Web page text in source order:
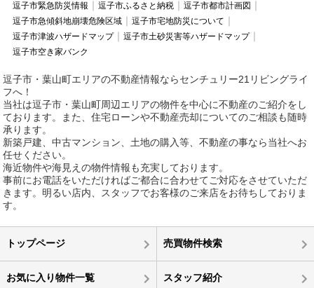
逗子市緊急防災情報
逗子市ふるさと納税
逗子市都市計画図
逗子市急傾斜地崩壊危険区域
逗子市宅地防災について
逗子市津波ハザードマップ
逗子市土砂災害等ハザードマップ
逗子市空き家バンク
逗子市・葉山町エリアの不動産情報ならセンチュリー21リビングライ
フへ！
当社は逗子市・葉山町周辺エリアの物件を中心に不動産のご紹介をし
ております。また、住宅ローンや不動産売却についてのご相談も随時
承ります。
新築戸建、中古マンション、土地の購入等、不動産の事なら当社へお
任せください。
海近物件や海見えの物件情報も充実しております。
事前にお電話をいただければご都合に合わせてご対応をさせていただ
きます。明るい店内、スタッフでお客様のご来店をお待ちしておりま
す。
トップページ 売買物件検索
お気に入り物件一覧 スタッフ紹介